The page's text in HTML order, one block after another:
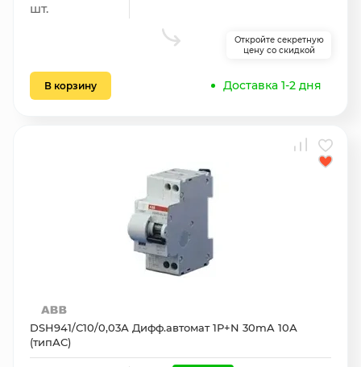
шт.
Откройте секретную
цену со скидкой
В корзину Доставка 1-2 дня
DSH941/С10/0,03А Дифф.автомат 1Р+N 30mA 10А
(типАС)